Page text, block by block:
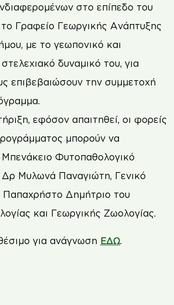
στο επίπεδο του
το Γραφείο Γεωργικής Ανάπτυξης
με το γεωπονικό και
δυναμικό του, για
επιβεβαιώσουν την συμμετοχή
εφόσον απαιτηθεί, οι φορείς
μπορούν να
Φυτοπαθολογικό
Δρ Μυλωνά Παναγιώτη, Γενικό
Παπαχρήστο Δημήτριο του
και Γεωργικής Ζωολογίας.
για ανάγνωση ΕΔΩ.